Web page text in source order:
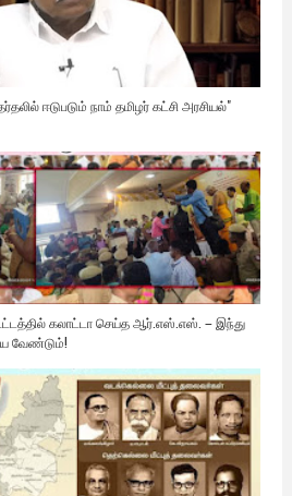
ஈடுபடும் நாம் தமிழர் கட்சி அரசியல்"
கலாட்டா செய்த ஆர்.எஸ்.எஸ். – இந்து
வேண்டும்!